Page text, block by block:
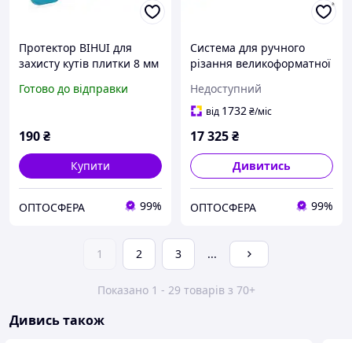
Протектор BIHUI для
захисту кутів плитки 8 мм
Готово до відправки
190₴
Купити
ОПТОСФЕРА 99%
Система для ручного
різання великоформатної
36981)
Недоступний
від 1732₴/міс
17 325₴
Дивитись
ОПТОСФЕРА 99%
1 2 3 ...
Показано 1 - 29 товарів з 70+
Дивись також